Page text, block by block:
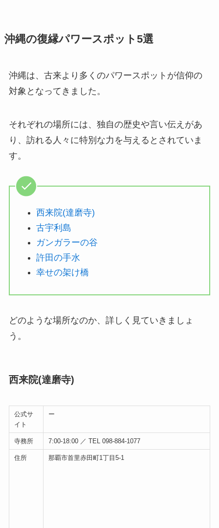
沖縄の復縁パワースポット5選
沖縄は、古来より多くのパワースポットが信仰の
対象となってきました。
それぞれの場所には、独自の歴史や言い伝えがあ
り、訪れる人々に特別な力を与えるとされていま
す。
西来院(達磨寺)
古宇利島
ガンガラーの谷
許田の手水
幸せの架け橋
どのような場所なのか、詳しく見ていきましょ
う。
西来院(達磨寺)
公式サ
イト
ー
寺務所 7:00-18:00 ／ TEL 098-884-1077
住所 那覇市首里赤田町1丁目5-1